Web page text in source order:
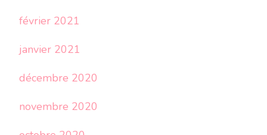
février 2021
janvier 2021
décembre 2020
novembre 2020